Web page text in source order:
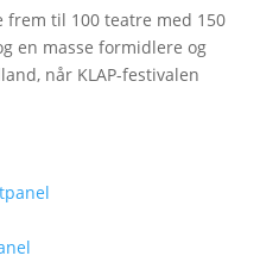
frem til 100 teatre med 150
en masse formidlere og
når KLAP-festivalen